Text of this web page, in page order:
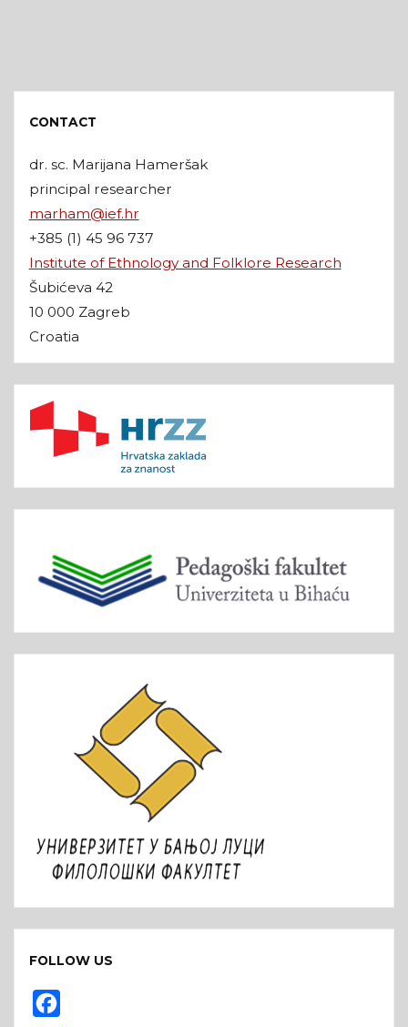
CONTACT
dr. sc. Marijana Hameršak
principal researcher
marham@ief.hr
+385 (1) 45 96 737
Institute of Ethnology and Folklore Research
Šubićeva 42
10 000 Zagreb
Croatia
FOLLOW US